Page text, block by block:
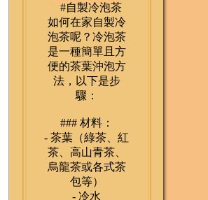
#自製冷泡茶
如何在家自製冷
泡茶呢？冷泡茶
是一種簡單且方
便的茶葉沖泡方
法，以下是步
驟：
### 材料：
- 茶葉（綠茶、紅
茶、高山青茶、
烏龍茶或各式茶
包等）
- 冷水